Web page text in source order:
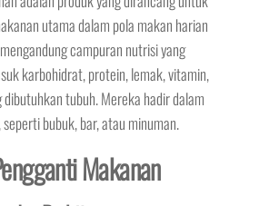
utama dalam pola makan harian
campuran nutrisi yang
karbohidrat, protein, lemak, vitamin,
tubuh. Mereka hadir dalam
bubuk, bar, atau minuman.
Makanan